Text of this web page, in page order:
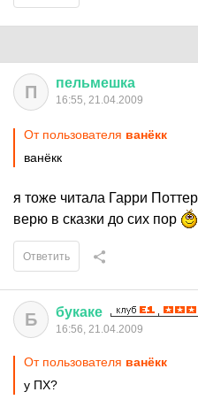
П пельмешка
16:55, 21.04.2009
От пользователя ванёкк
ванёкк
я тоже читала Гарри
верю в сказки до сих пор
Ответить
Б букаке
16:56, 21.04.2009
От пользователя ванёкк
у ПХ?